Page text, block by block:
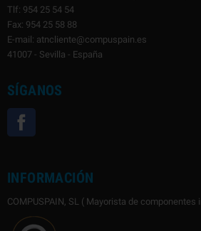
Tlf: 954 25 54 54
Fax: 954 25 58 88
E-mail: atncliente@compuspain.es
41007 - Sevilla - España
SÍGANOS
INFORMACIÓN
COMPUSPAIN, SL ( Mayorista de